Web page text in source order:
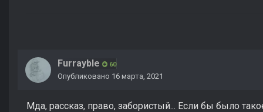
Furrayble 60
Опубликовано 16 марта, 2021
Мда, рассказ, право, забористый... Если бы было